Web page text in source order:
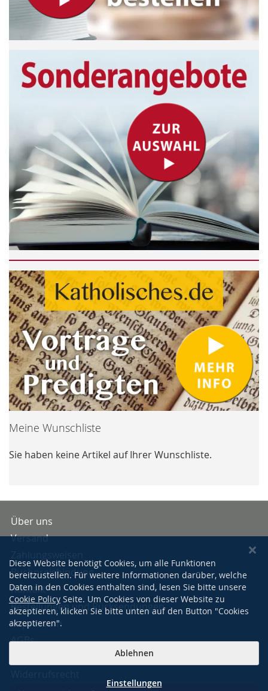
Meine Wunschliste
Sie haben keine Artikel auf Ihrer Wunschliste.
Über uns
Versand
Buchpreisbindung
Kontakt
Bestellungen und Rücksendungen
Impressum
AGBs
Diese Website benötigt Cookies, um alle Funktionen
bereitzustellen. Für weitere Informationen darüber, welche
Daten in den Cookies enthalten sind, lesen Sie bitte unsere
Cookie Policy Seite. Um Cookies von dieser Website zu
akzeptieren, klicken Sie bitte unten auf den Button "Cookies
akzeptieren".
Ablehnen
Einstellungen